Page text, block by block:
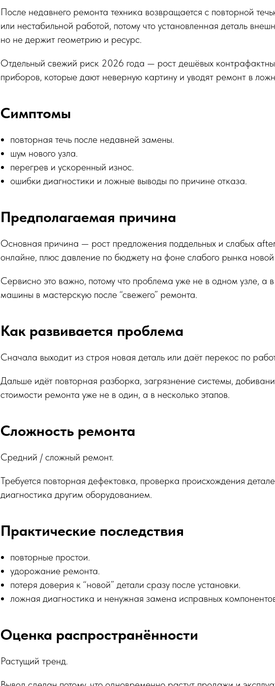
После недавнего ремонта техника возвращается с повторной
или нестабильной работой, потому что установленная деталь
но не держит геометрию и ресурс.
Отдельный свежий риск 2026 года — рост дешёвых
приборов, которые дают неверную картину и уводят ремонт в
Симптомы
повторная течь после недавней замены.
шум нового узла.
перегрев и ускоренный износ.
ошибки диагностики и ложные выводы по причине отказа.
Предполагаемая причина
Основная причина — рост предложения поддельных и слабых
онлайне, плюс давление по бюджету на фоне слабого рынка новой
Сервисно это важно, потому что проблема уже не в одном узле, а
машины в мастерскую после “свежего” ремонта.
Как развивается проблема
Сначала выходит из строя новая деталь или даёт перекос по
Дальше идёт повторная разборка, загрязнение системы,
стоимости ремонта уже не в один, а в несколько этапов.
Сложность ремонта
Средний / сложный ремонт.
Требуется повторная дефектовка, проверка происхождения
диагностика другим оборудованием.
Практические последствия
повторные простои.
удорожание ремонта.
потеря доверия к “новой” детали сразу после установки.
ложная диагностика и ненужная замена исправных
Оценка распространённости
Растущий тренд.